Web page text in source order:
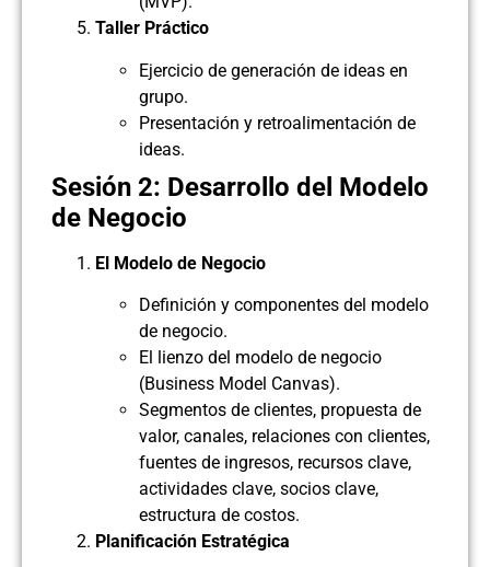
Taller Práctico
Ejercicio de generación de ideas en
grupo.
Presentación y retroalimentación de
ideas.
Sesión 2: Desarrollo del Modelo
de Negocio
El Modelo de Negocio
Definición y componentes del modelo
de negocio.
El lienzo del modelo de negocio
(Business Model Canvas).
Segmentos de clientes, propuesta de
valor, canales, relaciones con clientes,
fuentes de ingresos, recursos clave,
actividades clave, socios clave,
estructura de costos.
Planificación Estratégica